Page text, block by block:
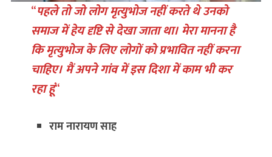
“पहले तो जो लोग मृत्युभोज नहीं करते थे उनको
समाज में हेय दृष्टि से देखा जाता था। मेरा मानना है
कि मृत्युभोज के लिए लोगों को प्रभावित नहीं करना
चाहिए। मैं अपने गांव में इस दिशा में काम भी कर
रहा हूं“
राम नारायण साह